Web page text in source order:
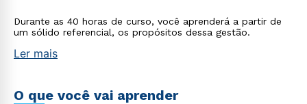
Durante as 40 horas de curso, você aprenderá a partir de
um sólido referencial, os propósitos dessa gestão.
Ler mais
O que você vai aprender